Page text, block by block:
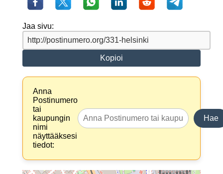
Jaa sivu:
Kopioi
Anna
Postinumero
tai
kaupungin
nimi
näyttääksesi
tiedot:
Hae